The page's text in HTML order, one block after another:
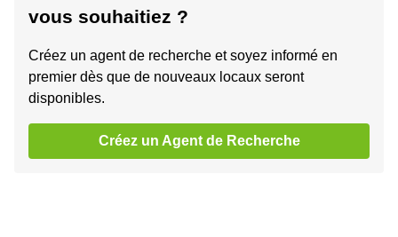
vous souhaitiez ?
Créez un agent de recherche et soyez informé en
premier dès que de nouveaux locaux seront
disponibles.
Créez un Agent de Recherche